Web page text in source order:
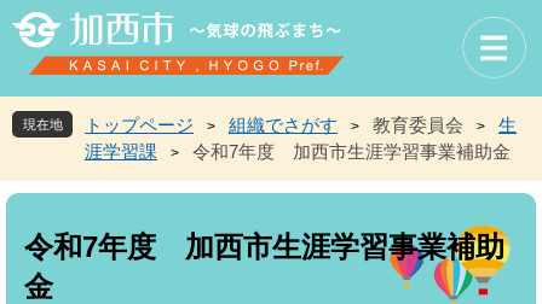
先
頭
す
を
飛
し
現在地 トップページ > 組織でさがす > 教育委員会 >
生
涯学習課
> 令和7年度 加西市生涯学習事業補助金
本
令和7年度 加西市生涯学習事業補助
金